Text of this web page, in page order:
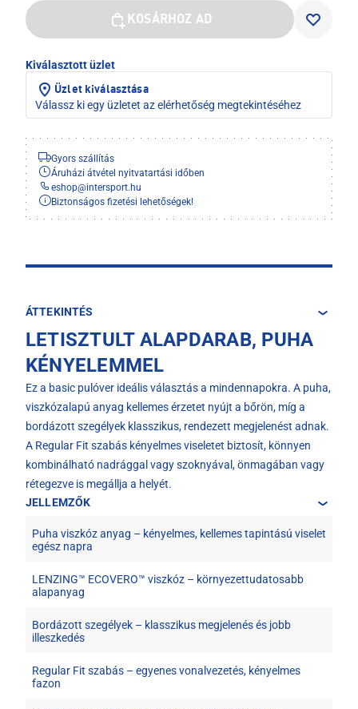
KOSÁRHOZ AD
Kiválasztott üzlet
Üzlet kiválasztása
Válassz ki egy üzletet az elérhetőség megtekintéséhez
Gyors szállítás
Áruházi átvétel nyitvatartási időben
eshop@intersport.hu
Biztonságos fizetési lehetőségek!
ÁTTEKINTÉS
LETISZTULT ALAPDARAB, PUHA
KÉNYELEMMEL
Ez a basic pulóver ideális választás a mindennapokra. A puha,
viszkózalapú anyag kellemes érzetet nyújt a bőrön, míg a
bordázott szegélyek klasszikus, rendezett megjelenést adnak.
A Regular Fit szabás kényelmes viseletet biztosít, könnyen
kombinálható nadrággal vagy szoknyával, önmagában vagy
rétegezve is megállja a helyét.
JELLEMZŐK
Puha viszkóz anyag – kényelmes, kellemes tapintású viselet
egész napra
LENZING™ ECOVERO™ viszkóz – környezettudatosabb
alapanyag
Bordázott szegélyek – klasszikus megjelenés és jobb
illeszkedés
Regular Fit szabás – egyenes vonalvezetés, kényelmes
fazon